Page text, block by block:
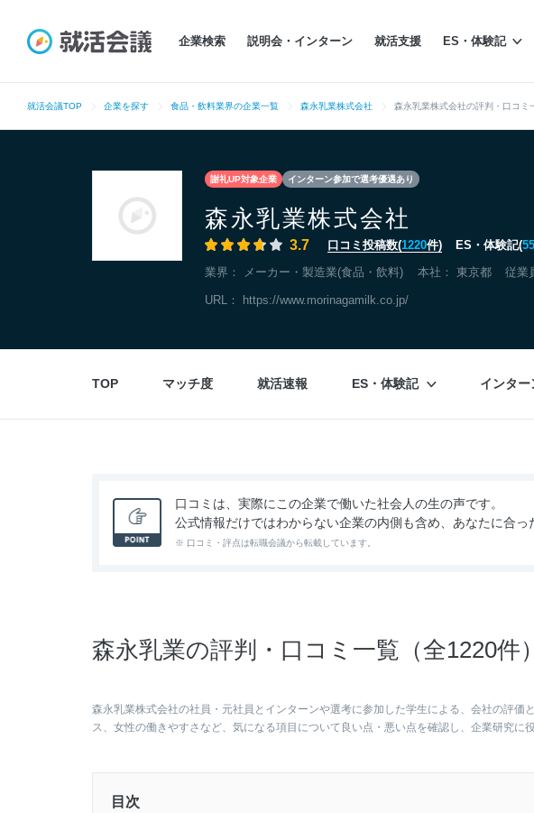
企業検索 説明会・インターン 就活支援 ES・体験記
就活会議TOP 企業を探す 食品・飲料業界の企業一覧 森永乳業株式会社 森永乳業株式会社の評判・口コミ
謝礼UP対象企業 インターン参加で選考優遇あり
森永乳業株式会社
3.7 口コミ投稿数(1220件) ES・体験記(
業界： メーカー・製造業(食品・飲料) 本社： 東京都 従業
URL： https://www.morinagamilk.co.jp/
TOP マッチ度 就活速報 ES・体験記 インター
口コミは、実際にこの企業で働いた社会人の生の声です。
公式情報だけではわからない企業の内側も含め、あなたに合っ
※ 口コミ・評点は転職会議から転載しています。
森永乳業の評判・口コミ一覧（全1220件）
森永乳業株式会社の社員・元社員とインターンや選考に参加した学生による、会社の評価
ス、女性の働きやすさなど、気になる項目について良い点・悪い点を確認し、企業研究に
目次